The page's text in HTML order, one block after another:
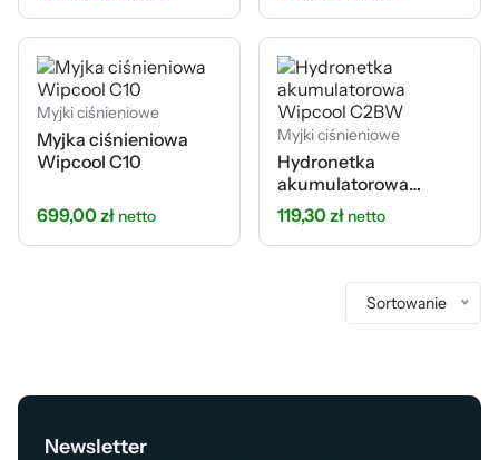
Myjki ciśnieniowe
Myjka ciśnieniowa
Wipcool C10
699,00zł netto
Myjki ciśnieniowe
Hydronetka
akumulatorowa
Wipcool C2BW
119,30zł netto
Sortowanie
Newsletter